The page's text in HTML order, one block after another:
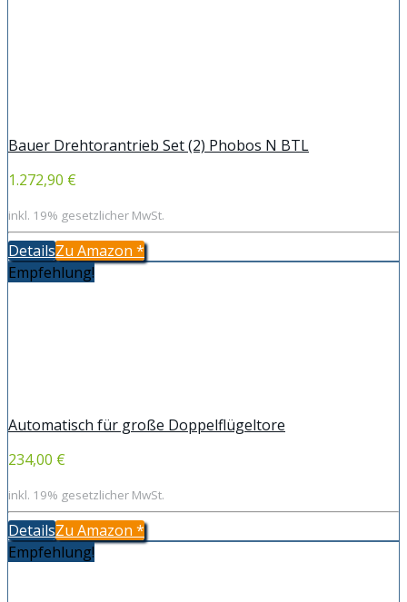
Bauer Drehtorantrieb Set (2) Phobos N BTL
1.272,90 €
inkl. 19% gesetzlicher MwSt.
DetailsZu Amazon *
Empfehlung!
Automatisch für große Doppelflügeltore
234,00 €
inkl. 19% gesetzlicher MwSt.
DetailsZu Amazon *
Empfehlung!